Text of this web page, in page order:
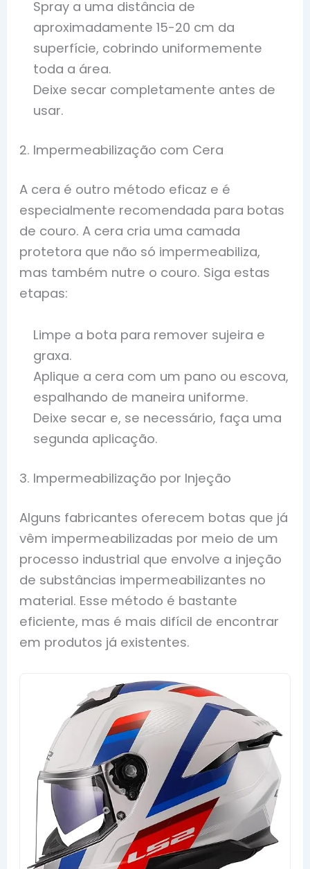
Spray a uma distância de
aproximadamente 15-20 cm da
superfície, cobrindo uniformemente
toda a área.
Deixe secar completamente antes de
usar.
2. Impermeabilização com Cera
A cera é outro método eficaz e é
especialmente recomendada para botas
de couro. A cera cria uma camada
protetora que não só impermeabiliza,
mas também nutre o couro. Siga estas
etapas:
Limpe a bota para remover sujeira e
graxa.
Aplique a cera com um pano ou escova,
espalhando de maneira uniforme.
Deixe secar e, se necessário, faça uma
segunda aplicação.
3. Impermeabilização por Injeção
Alguns fabricantes oferecem botas que já
vêm impermeabilizadas por meio de um
processo industrial que envolve a injeção
de substâncias impermeabilizantes no
material. Esse método é bastante
eficiente, mas é mais difícil de encontrar
em produtos já existentes.